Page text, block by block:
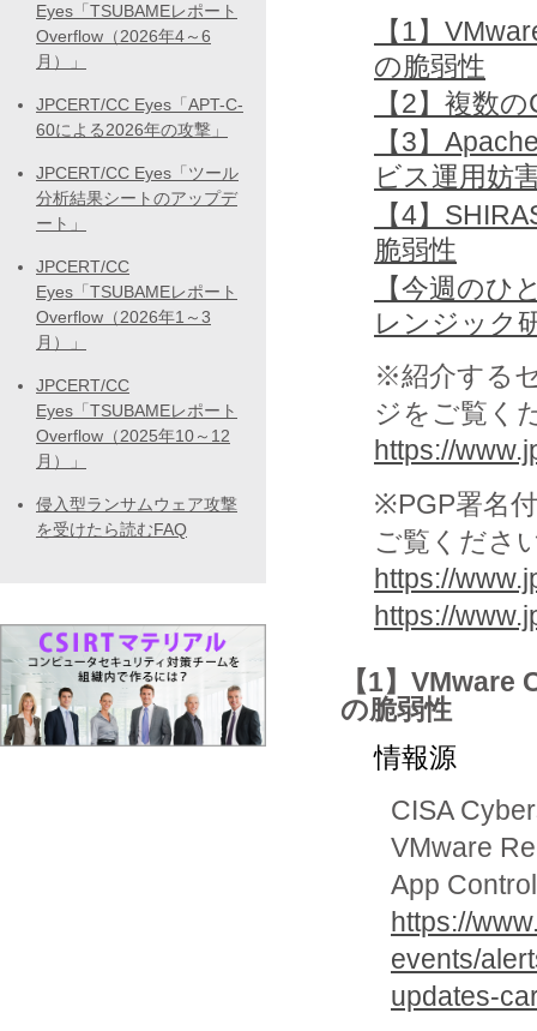
【1】
の脆弱性
【2】複数
【3】
ビス運用妨
【4】
脆弱性
【今週のひ
レンジック
※紹介する
ジをご覧く
https://
※PGP署名
ご覧くださ
https://
https://
【1】
の脆弱性
情報源
CISA
VMware
App Control
https://
events/
updates-
Eyes「TSUBAMEレポート
Overflow（2026年4～6
月）」
JPCERT/CC Eyes「APT-C-
60による2026年の攻撃」
JPCERT/CC Eyes「ツール
分析結果シートのアップデ
ート」
JPCERT/CC
Eyes「TSUBAMEレポート
Overflow（2026年1～3
月）」
JPCERT/CC
Eyes「TSUBAMEレポート
Overflow（2025年10～12
月）」
侵入型ランサムウェア攻撃
を受けたら読むFAQ